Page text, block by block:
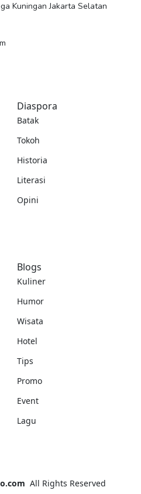
Kuningan Jakarta Selatan
Diaspora
Batak
Tokoh
Historia
Literasi
Opini
Blogs
Kuliner
Humor
Wisata
Hotel
Tips
Promo
Event
Lagu
All Rights Reserved